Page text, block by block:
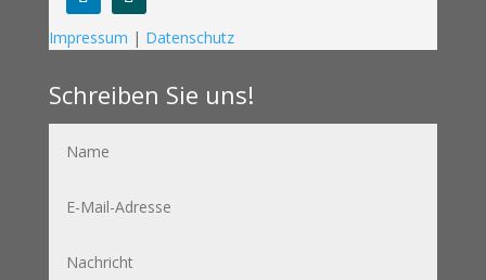
Impressum | Datenschutz
Schreiben Sie uns!
Mail-